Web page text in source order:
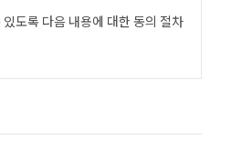
도록 다음 내용에 대한 동의 절차